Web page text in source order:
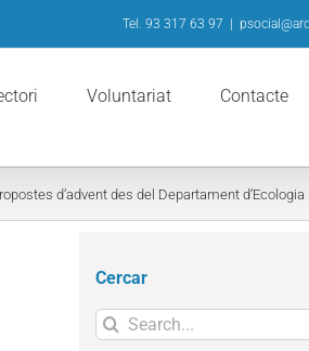
Tel. 93 317 63 97
Voluntariat Contacte
d’advent des del Departament d’Ecologia
Cercar
Search
for: